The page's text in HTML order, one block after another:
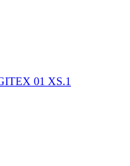
01 XS.1